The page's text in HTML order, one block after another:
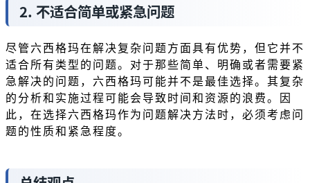
2. 不适合简单或紧急问题
尽管六西格玛在解决复杂问题方面具有优势，但它并不
适合所有类型的问题。对于那些简单、明确或者需要紧
急解决的问题，六西格玛可能并不是最佳选择。其复杂
的分析和实施过程可能会导致时间和资源的浪费。因
此，在选择六西格玛作为问题解决方法时，必须考虑问
题的性质和紧急程度。